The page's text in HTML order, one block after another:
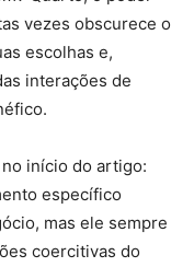
vezes obscurece o
escolhas e,
interações de
início do artigo:
específico
mas ele sempre
coercitivas do